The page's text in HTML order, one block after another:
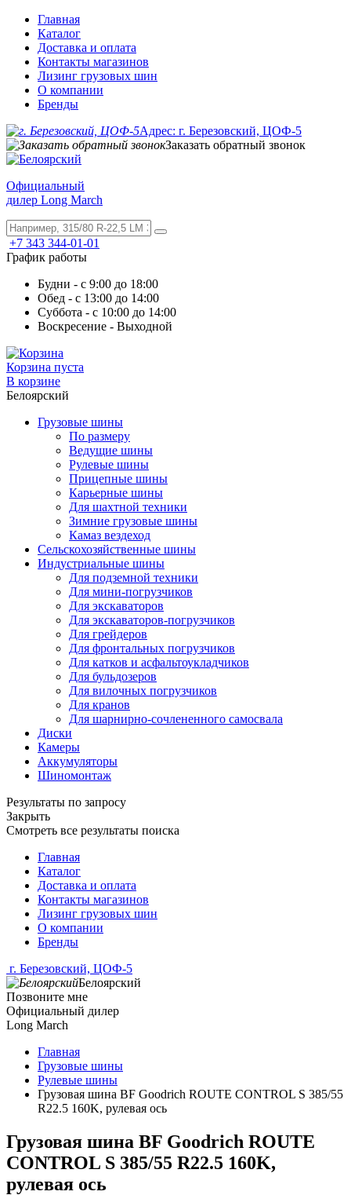
Главная
Каталог
Доставка и оплата
Контакты магазинов
Лизинг грузовых шин
О компании
Бренды
Адрес: г. Березовский, ЦОФ-5
Заказать обратный звонок
Официальный
дилер Long March
+7 343 344-01-01
График работы
Будни - с 9:00 до 18:00
Обед - с 13:00 до 14:00
Суббота - с 10:00 до 14:00
Воскресение - Выходной
Корзина пуста
В корзине
Белоярский
Грузовые шины
По размеру
Ведущие шины
Рулевые шины
Прицепные шины
Карьерные шины
Для шахтной техники
Зимние грузовые шины
Камаз вездеход
Сельскохозяйственные шины
Индустриальные шины
Для подземной техники
Для мини-погрузчиков
Для экскаваторов
Для экскаваторов-погрузчиков
Для грейдеров
Для фронтальных погрузчиков
Для катков и асфальтоукладчиков
Для бульдозеров
Для вилочных погрузчиков
Для кранов
Для шарнирно-сочлененного самосвала
Диски
Камеры
Аккумуляторы
Шиномонтаж
Результаты по запросу
Закрыть
Смотреть все результаты поиска
Главная
Каталог
Доставка и оплата
Контакты магазинов
Лизинг грузовых шин
О компании
Бренды
г. Березовский, ЦОФ-5
Белоярский
Позвоните мне
Официальный дилер
Long March
Главная
Грузовые шины
Рулевые шины
Грузовая шина BF Goodrich ROUTE CONTROL S 385/55
R22.5 160K, рулевая ось
Грузовая шина BF Goodrich ROUTE
CONTROL S 385/55 R22.5 160K,
рулевая ось